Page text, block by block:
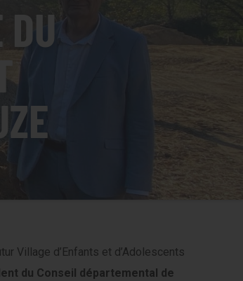
Village d’Enfants et d’Adolescents
du Conseil départemental de